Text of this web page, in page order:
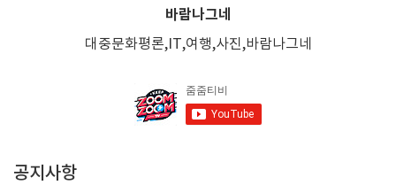
바람나그네
대중문화평론,IT,여행,사진,바람나그네
공지사항